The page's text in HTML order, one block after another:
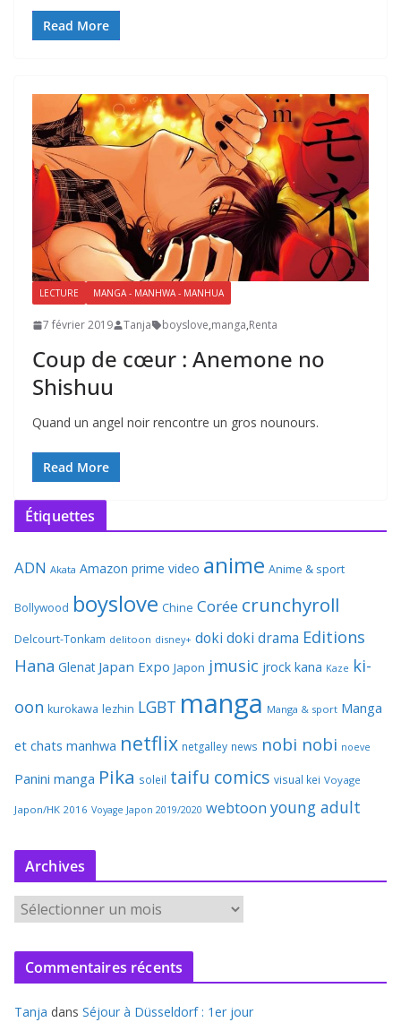
Read More
LECTURE MANGA - MANHWA - MANHUA
7 février 2019 Tanja boyslove,manga,Renta
Coup de cœur : Anemone no
Shishuu
Quand un angel noir rencontre un gros nounours.
Read More
Étiquettes
ADN Akata Amazon prime video anime Anime & sport
Bollywood boyslove Chine Corée crunchyroll
Delcourt-Tonkam delitoon disney+ doki doki drama Editions
Hana Glenat Japan Expo Japon jmusic jrock kana Kaze ki-
oon kurokawa lezhin LGBT manga Manga & sport Manga
et chats manhwa netflix netgalley news nobi nobi noeve
Panini manga Pika soleil taifu comics visual kei Voyage
Japon/HK 2016 Voyage Japon 2019/2020 webtoon young adult
Archives
c
v
Commentaires récents
Tanja dans Séjour à Düsseldorf : 1er jour